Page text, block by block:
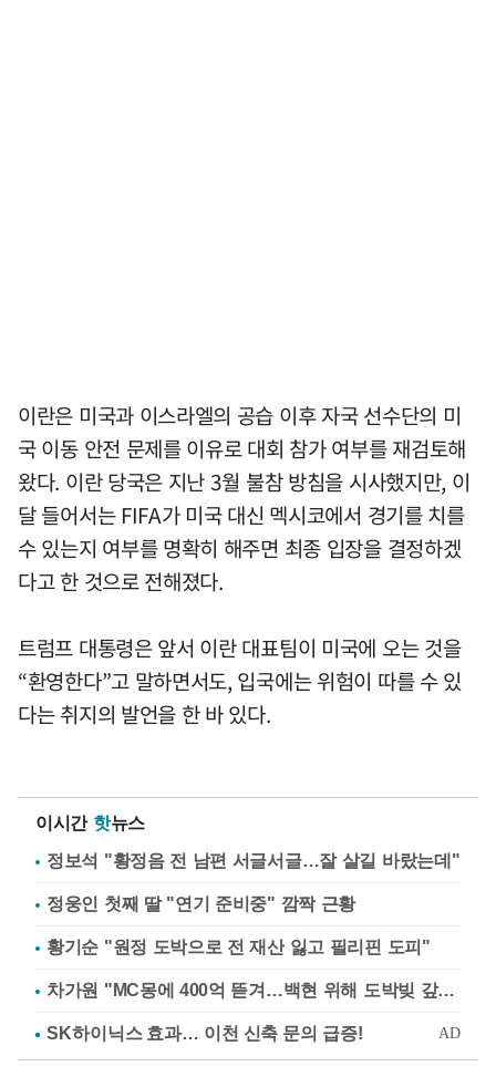
이란은 미국과 이스라엘의 공습 이후 자국 선수단의 미
국 이동 안전 문제를 이유로 대회 참가 여부를 재검토해
왔다. 이란 당국은 지난 3월 불참 방침을 시사했지만, 이
달 들어서는 FIFA가 미국 대신 멕시코에서 경기를 치를
수 있는지 여부를 명확히 해주면 최종 입장을 결정하겠
다고 한 것으로 전해졌다.
트럼프 대통령은 앞서 이란 대표팀이 미국에 오는 것을
“환영한다”고 말하면서도, 입국에는 위험이 따를 수 있
다는 취지의 발언을 한 바 있다.
이시간 핫뉴스
정보석 "황정음 전 남편 서글서글…잘 살길 바랐는데"
정웅인 첫째 딸 "연기 준비중" 깜짝 근황
황기순 "원정 도박으로 전 재산 잃고 필리핀 도피"
차가원 "MC몽에 400억 뜯겨…백현 위해 도박빚 갚아줘"